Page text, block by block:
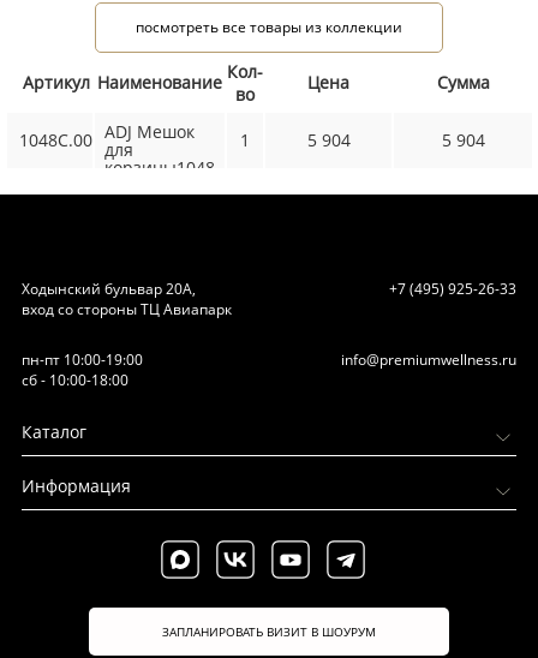
посмотреть все товары из коллекции
Артикул Наименование Кол-
во
Цена Сумма
1048C.00 ADJ Мешок
для
корзины1048
1 5 904 5 904
Ходынский бульвар 20А,
вход со стороны ТЦ Авиапарк
+7 (495) 925-26-33
пн-пт 10:00-19:00
сб - 10:00-18:00
info@premiumwellness.ru
Каталог
Информация
ЗАПЛАНИРОВАТЬ ВИЗИТ В ШОУРУМ